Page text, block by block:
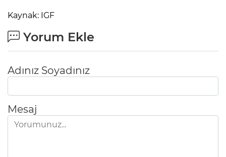
Kaynak: IGF
Yorum Ekle
Adınız Soyadınız
Mesaj